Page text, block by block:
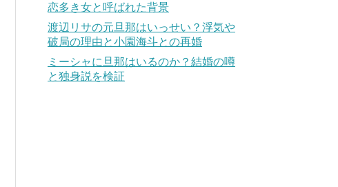
恋多き女と呼ばれた背景
渡辺リサの元旦那はいっせい？浮気や
破局の理由と小園海斗との再婚
ミーシャに旦那はいるのか？結婚の噂
と独身説を検証